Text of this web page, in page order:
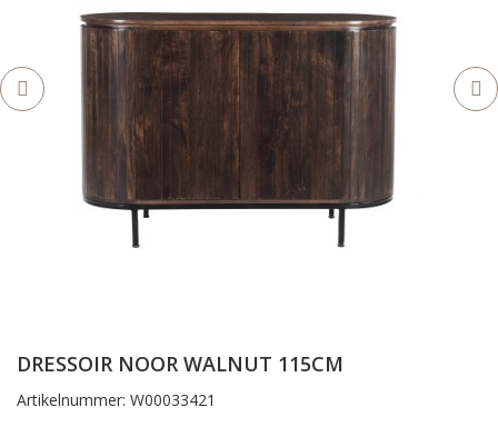
DRESSOIR NOOR WALNUT 115CM
Artikelnummer: W00033421